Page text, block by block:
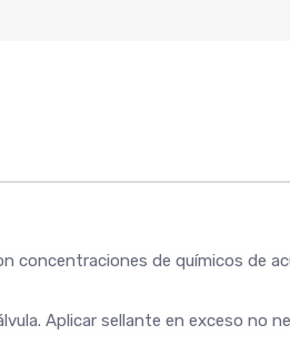
de químicos de
Aplicar sellante en exceso no